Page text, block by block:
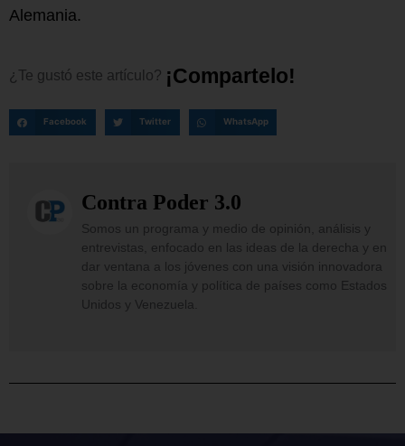
Alemania.
¿Te gustó este artículo? ¡Compartelo!
Facebook Twitter WhatsApp
Contra Poder 3.0
Somos un programa y medio de opinión, análisis y
entrevistas, enfocado en las ideas de la derecha y en
dar ventana a los jóvenes con una visión innovadora
sobre la economía y política de países como Estados
Unidos y Venezuela.